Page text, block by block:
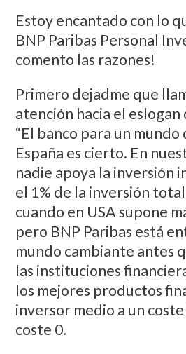
Estoy encantado con lo
BNP Paribas Personal
comento las razones!
Primero dejadme que
atención hacia el eslogan
“El banco para un mundo
España es cierto. En
nadie apoya la inversión
el 1% de la inversión
cuando en USA supone
pero BNP Paribas está
mundo cambiante antes
las instituciones
los mejores productos
inversor medio a un
coste 0.